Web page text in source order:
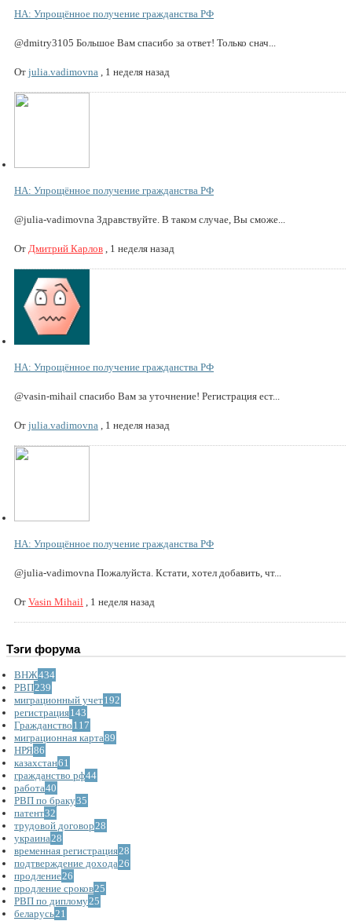
НА: Упрощённое получение гражданства РФ
@dmitry3105 Большое Вам спасибо за ответ! Только снач...
От julia.vadimovna 1 неделя назад
НА: Упрощённое получение гражданства РФ
@julia-vadimovna Здравствуйте. В таком случае, Вы сможе...
От Дмитрий Карлов 1 неделя назад
НА: Упрощённое получение гражданства РФ
@vasin-mihail спасибо Вам за уточнение! Регистрация ест...
От julia.vadimovna 1 неделя назад
НА: Упрощённое получение гражданства РФ
@julia-vadimovna Пожалуйста. Кстати, хотел добавить, чт...
От Vasin Mihail 1 неделя назад
Тэги форума
ВНЖ434
РВП239
миграционный учет192
регистрация143
Гражданство 117
миграционная карта89
НРЯ86
казахстан61
гражданство рф44
работа40
РВП по браку35
патент32
трудовой договор28
украина28
временная регистрация28
подтверждение дохода26
продление26
продление сроков25
РВП по диплому25
беларусь21